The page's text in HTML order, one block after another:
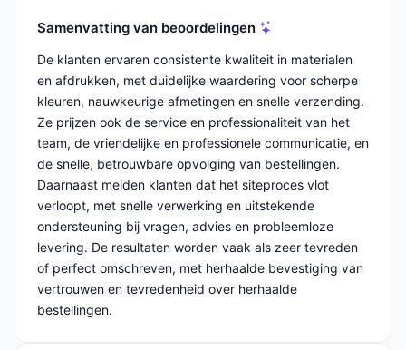
Samenvatting van beoordelingen
De klanten ervaren consistente kwaliteit in materialen
en afdrukken, met duidelijke waardering voor scherpe
kleuren, nauwkeurige afmetingen en snelle verzending.
Ze prijzen ook de service en professionaliteit van het
team, de vriendelijke en professionele communicatie, en
de snelle, betrouwbare opvolging van bestellingen.
Daarnaast melden klanten dat het siteproces vlot
verloopt, met snelle verwerking en uitstekende
ondersteuning bij vragen, advies en probleemloze
levering. De resultaten worden vaak als zeer tevreden
of perfect omschreven, met herhaalde bevestiging van
vertrouwen en tevredenheid over herhaalde
bestellingen.